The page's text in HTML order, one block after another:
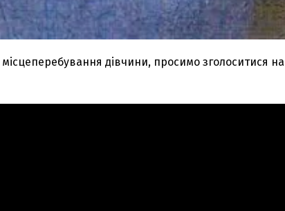
дівчини, просимо зголоситися на